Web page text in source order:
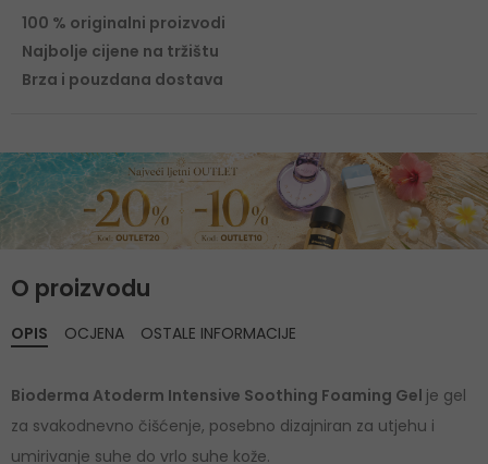
100 % originalni proizvodi
Najbolje cijene na tržištu
Brza i pouzdana dostava
O proizvodu
OPIS
Bioderma Atoderm Intensive Soothing Foaming Gel je gel
za svakodnevno čišćenje, posebno dizajniran za utjehu i
umirivanje suhe do vrlo suhe kože.
OCJENA OSTALE INFORMACIJE